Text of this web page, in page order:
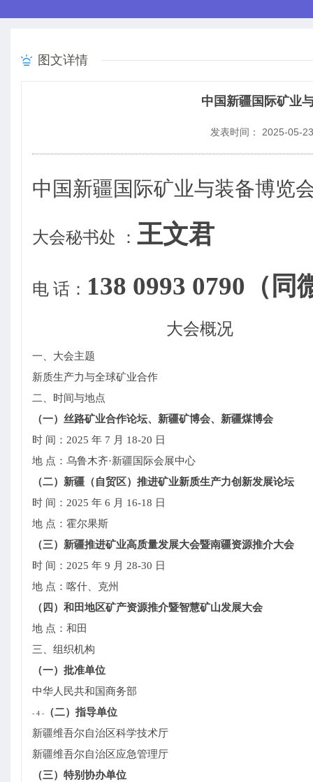
图文详情
中国新疆国际矿业
发表时间： 2025-05-
中国新疆国际矿业与装备博览
大会秘书处 ： 王文君
电 话： 138 0993 0790（同
大会概况
一、大会主题
新质生产力与全球矿业合作
二、时间与地点
（一）丝路矿业合作论坛、新疆矿博会、新疆煤博会
时 间：2025 年 7 月 18-20 日
地 点：乌鲁木齐·新疆国际会展中心
（二）新疆（自贸区）推进矿业新质生产力创新发展论坛
时 间：2025 年 6 月 16-18 日
地 点：霍尔果斯
（三）新疆推进矿业高质量发展大会暨南疆资源推介大会
时 间：2025 年 9 月 28-30 日
地 点：喀什、克州
（四）和田地区矿产资源推介暨智慧矿山发展大会
地 点：和田
三、组织机构
（一）批准单位
中华人民共和国商务部
- 4 -
（二）指导单位
新疆维吾尔自治区科学技术厅
新疆维吾尔自治区应急管理厅
（三）特别协办单位